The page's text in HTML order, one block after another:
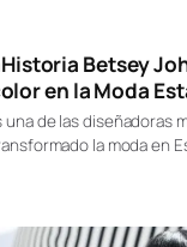
Betsey
en la Moda
de las diseñadoras
la moda en